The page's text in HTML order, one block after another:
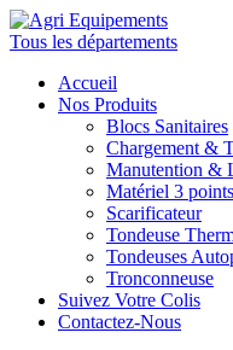
Tous les départements
Accueil
Nos Produits
Blocs Sanitaires
Chargement &
Manutention &
Matériel 3
Scarificateur
Tondeuse
Tondeuses
Tronconneuse
Suivez Votre Colis
Contactez-Nous